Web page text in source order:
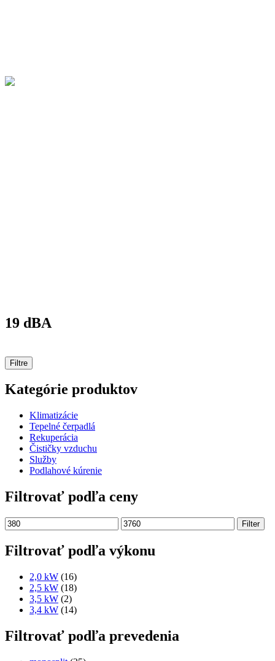
19 dBA
Filtre
Kategórie produktov
Klimatizácie
Tepelné čerpadlá
Rekuperácia
Čističky vzduchu
Služby
Podlahové kúrenie
Filtrovať podľa ceny
Minimálna
cena
Maximálna
cena
Filter
Filtrovať podľa výkonu
2,0 kW (16)
2,5 kW (18)
3,5 kW (2)
3,4 kW (14)
Filtrovať podľa prevedenia